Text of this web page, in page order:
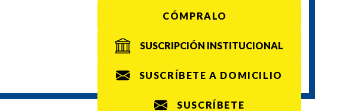
CÓMPRALO
SUSCRIPCIÓN INSTITUCIONAL
SUSCRÍBETE A DOMICILIO
SUSCRÍBETE